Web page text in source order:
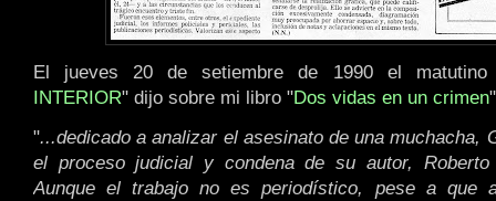
El jueves 20 de setiembre de 1990 el
INTERIOR" dijo sobre mi libro "Dos vidas en un crimen
"...dedicado a analizar el asesinato de una muchacha,
el proceso judicial y condena de su autor, Roberto
Aunque el trabajo no es periodístico, pese a que